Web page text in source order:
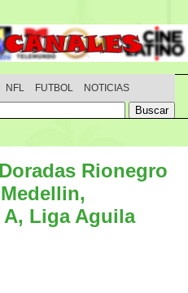
NFL FUTBOL NOTICIAS
Rionegro
Liga Aguila